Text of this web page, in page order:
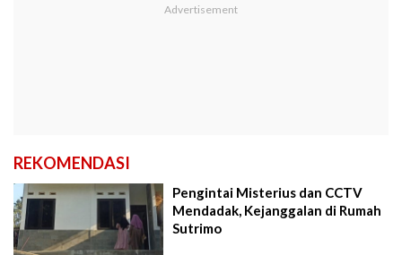
REKOMENDASI
Pengintai Misterius dan CCTV
Mendadak, Kejanggalan di Rumah
Sutrimo